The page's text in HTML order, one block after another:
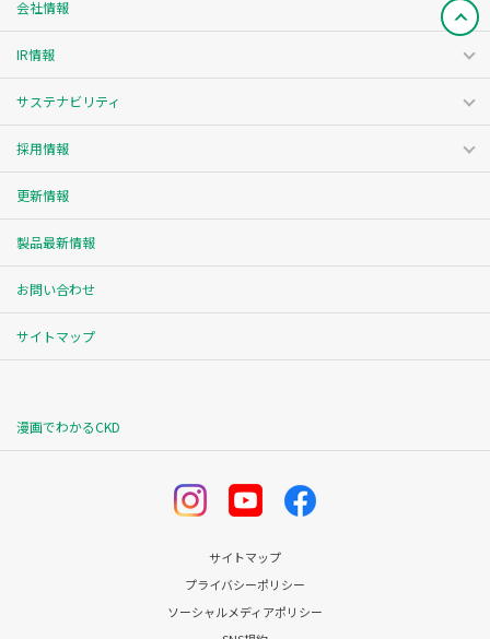
会社情報
IR情報
サステナビリティ
採用情報
更新情報
製品最新情報
お問い合わせ
サイトマップ
漫画でわかるCKD
サイトマップ
プライバシーポリシー
ソーシャルメディアポリシー